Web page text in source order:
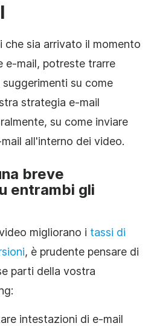
che sia arrivato il momento
e-mail, potreste trarre
su come
strategia e-mail
su come inviare
all'interno dei video.
breve
entrambi gli
migliorano i tassi di
, è prudente pensare di
parti della vostra
intestazioni di e-mail